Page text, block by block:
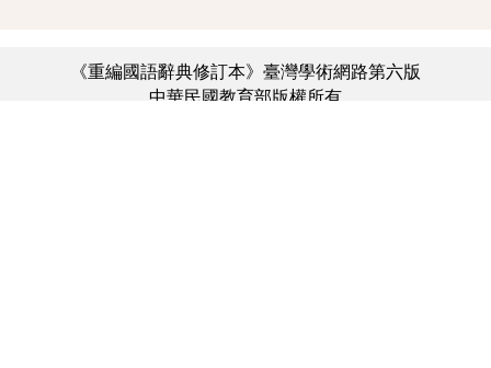
《重編國語辭典修訂本》臺灣學術網路第六版
中華民國教育部版權所有